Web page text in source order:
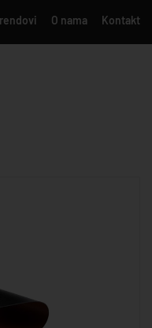
O nama Kontakt